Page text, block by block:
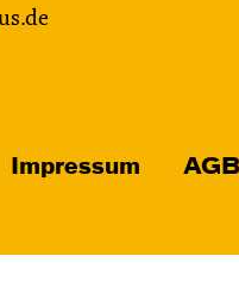
Impressum AGB